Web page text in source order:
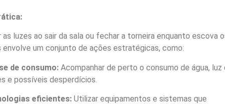
luzes ao sair da sala ou fechar a torneira enquanto escova
um conjunto de ações estratégicas, como:
de consumo:Acompanhar de perto o consumo de água, luz
e possíveis desperdícios.
eficientes:Utilizar equipamentos e sistemas que